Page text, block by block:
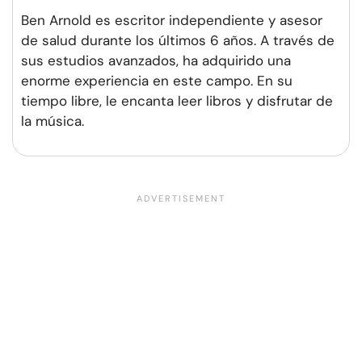
Ben Arnold es escritor independiente y asesor
de salud durante los últimos 6 años. A través de
sus estudios avanzados, ha adquirido una
enorme experiencia en este campo. En su
tiempo libre, le encanta leer libros y disfrutar de
la música.